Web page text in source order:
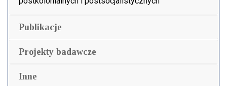
Publikacje
Projekty badawcze
Inne